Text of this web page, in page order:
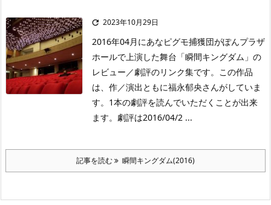
 2023年10月29日
2016年04月にあなピグモ捕獲団がぽんプラザ
ホールで上演した舞台「瞬間キングダム」の
レビュー／劇評のリンク集です。この作品
は、作／演出ともに福永郁央さんがしていま
す。1本の劇評を読んでいただくことが出来
ます。劇評は2016/04/2 ...
記事を読む 瞬間キングダム(2016)